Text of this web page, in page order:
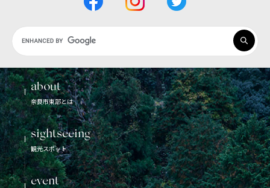
Google
カ
ス
タ
ム
検
索
about
奈良市東部とは
sightseeing
観光スポット
event